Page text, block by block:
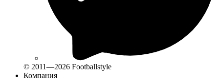
© 2011—2026 Footballstyle
Компания